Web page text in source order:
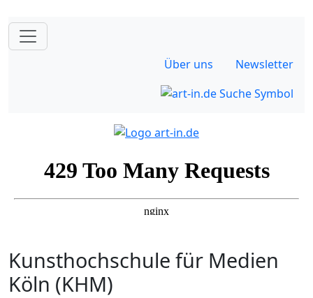
Über uns Newsletter
Kunsthochschule für Medien
Köln (KHM)